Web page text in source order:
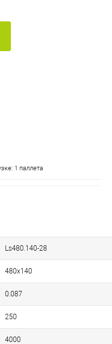
1 паллета
Ls480.140-28
480х140
0.087
250
4000